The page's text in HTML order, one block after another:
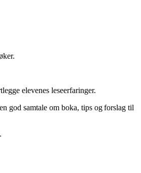
elevenes leseerfaringer.
god samtale om boka, tips og forslag til